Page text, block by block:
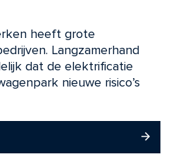
heeft grote
Langzamerhand
dat de elektrificatie
nieuwe risico’s